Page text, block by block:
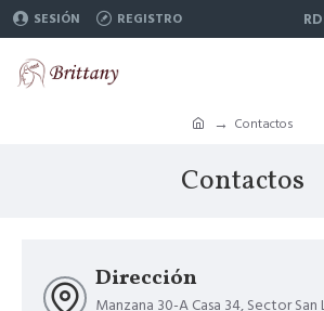
SESIÓN REGISTRO
Contactos
Contactos
Dirección
Manzana 30-A Casa 34, Sector San